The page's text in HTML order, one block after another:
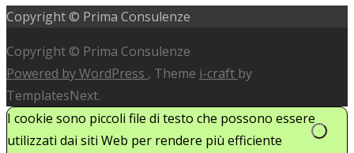
Copyright © Prima Consulenze
Copyright © Prima Consulenze
Powered by WordPress , Theme i-craft by
TemplatesNext.
I cookie sono piccoli file di testo che possono essere
utilizzati dai siti Web per rendere più efficiente